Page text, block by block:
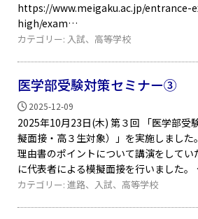
https://www.meigaku.ac.jp/entrance-
high/exam
カテゴリー: 入試、 高等学校
医学部受験対策セミナー③
2025-12-09
2025年10月23日(木) 第３回 「医学部受
擬面接・高３生対象）」を実施しまし
理由書のポイントについて講演をして
に代表者による模擬面接を行いました。
カテゴリー:進路、 入試、 高等学校